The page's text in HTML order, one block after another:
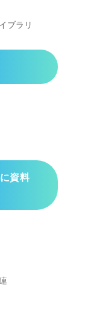
ブラリ
資料